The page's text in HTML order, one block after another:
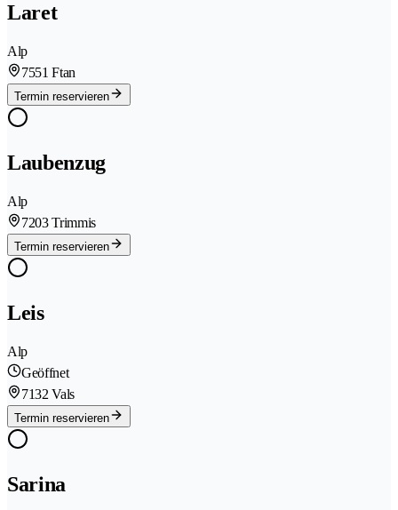
Laret
Alp
7551 Ftan
Termin reservieren
Laubenzug
Alp
7203 Trimmis
Termin reservieren
Leis
Alp
Geöffnet
7132 Vals
Termin reservieren
Sarina